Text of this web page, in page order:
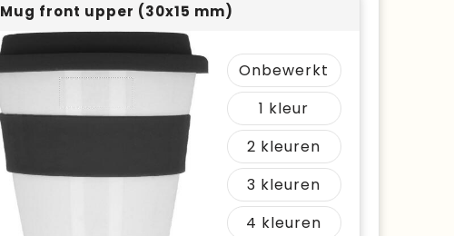
Mug front upper (30x15 mm)
Onbewerkt
1
2
3
4